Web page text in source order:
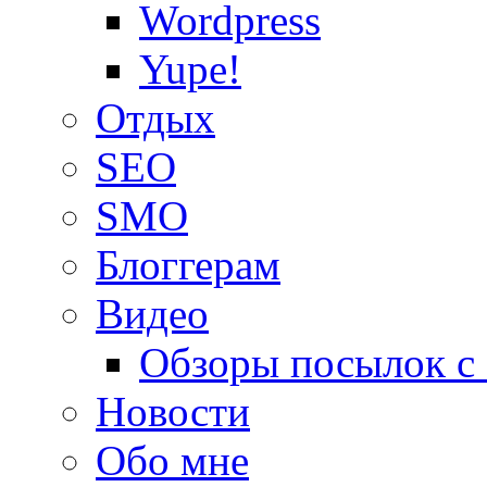
Wordpress
Yupe!
Oтдых
SEO
SMO
Блоггерам
Видео
Обзоры посылок с
Новости
Обо мне